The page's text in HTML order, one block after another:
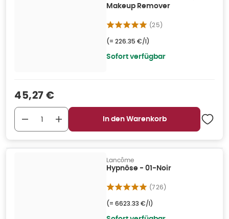
Makeup Remover
(25)
(= 226.35 €/l)
Sofort verfügbar
Verkaufspreis
45,27 €
In den Warenkorb
Lancôme
Hypnôse - 01-Noir
(726)
(= 6623.33 €/l)